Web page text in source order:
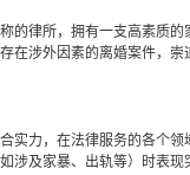
的律所，拥有一支高素质
在涉外因素的离婚案件，
实力，在法律服务的各个
涉及家暴、出轨等）时表